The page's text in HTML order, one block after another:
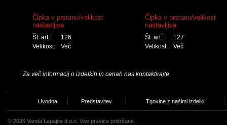
Čipka v prstanu/velikost
nastavljiva
Št. art.:
126
Velikost:
Več
Čipka v prstanu/velikost
nastavljiva
Št. art.:
127
Velikost:
Več
Za več informacij o izdelkih in cenah nas kontaktirajte.
Uvodna Predstavitev Tgovine z našimi izdelki
© 2026 Vanda Lapajne d.o.o. Vse pravice pridržane.